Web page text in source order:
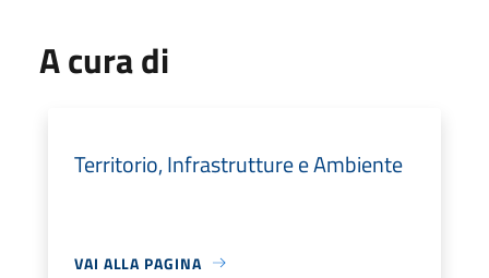
A cura di
Territorio, Infrastrutture e Ambiente
VAI ALLA PAGINA